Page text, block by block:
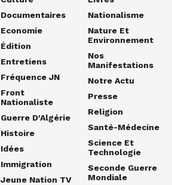
Documentaires
Economie
Édition
Entretiens
Fréquence JN
Front
Nationaliste
Guerre D'Algérie
Histoire
Idées
Immigration
Jeune Nation TV
Nationalisme
Nature Et
Environnement
Nos
Manifestations
Notre Actu
Presse
Religion
Santé-Médecine
Science Et
Technologie
Seconde Guerre
Mondiale